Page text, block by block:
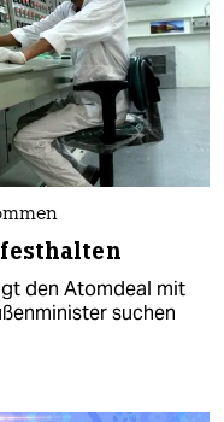
den Atomdeal mit
suchen